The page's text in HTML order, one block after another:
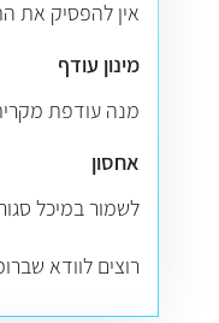
אין להפסיק את
מינון עודף
מנה עודפת
אחסון
לשמור במיכל
רוצים לוודא